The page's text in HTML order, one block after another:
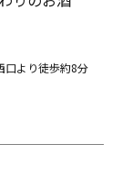
口より徒歩約8分